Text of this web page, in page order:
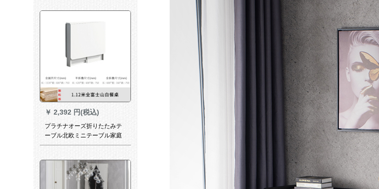
テーブルのセットの小さなテ
￥ 2,392 円(税込)
プラチナオーズ折りたたみテ
ーブル北欧ミニテーブル家庭
のシンプロ家庭用テーブル固
ンの家具板式テーブルに伸縮
できます。